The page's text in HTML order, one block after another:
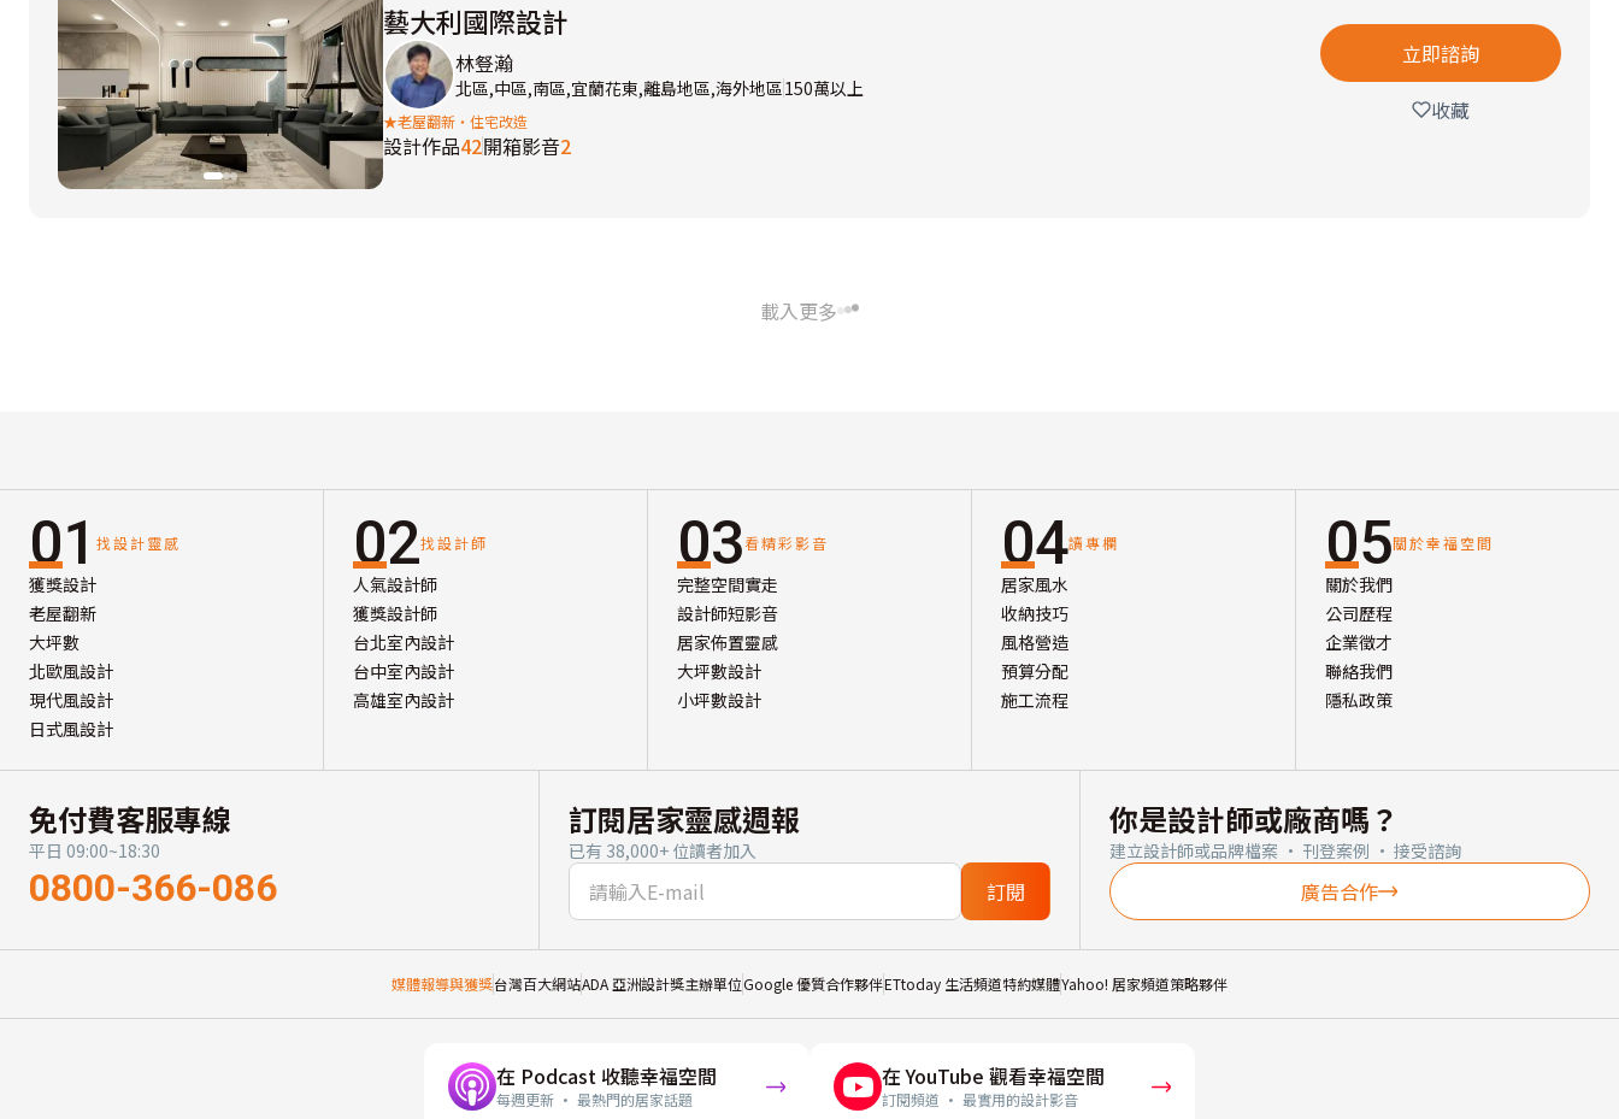
藝大利國際設計
林豋瀚
北區,中區,南區,宜蘭花東,離島地區,海外地區150萬以上
★老屋翻新‧住宅改造
設計作品42開箱影音2
立即諮詢
收藏
載入更多
01 找設計靈感
獲獎設計
老屋翻新
大坪數
北歐風設計
現代風設計
日式風設計
02找設計師
人氣設計師
獲獎設計師
台北室內設計
台中室內設計
高雄室內設計
03看精彩影音
完整空間實走
設計師短影音
居家佈置靈感
大坪數設計
小坪數設計
04讀專欄
居家風水
收納技巧
風格營造
預算分配
施工流程
05關於幸福空間
關於我們
公司歷程
企業徵才
聯絡我們
隱私政策
免付費客服專線
平日 09:00~18:30
0800-366-086
訂閱居家靈感週報
已有 38,000+ 位讀者加入
訂閱
你是設計師或廠商嗎？
建立設計師或品牌檔案 · 刊登案例 · 接受諮詢
廣告合作
媒體報導與獲獎台灣百大網站ADA 亞洲設計獎主辦單位Google 優質合作夥伴ETtoday 生活頻道特約媒體Yahoo! 居家頻道策略夥伴
在 Podcast 收聽幸福空間
每週更新 · 最熱門的居家話題
在 YouTube 觀看幸福空間
訂閱頻道 · 最實用的設計影音